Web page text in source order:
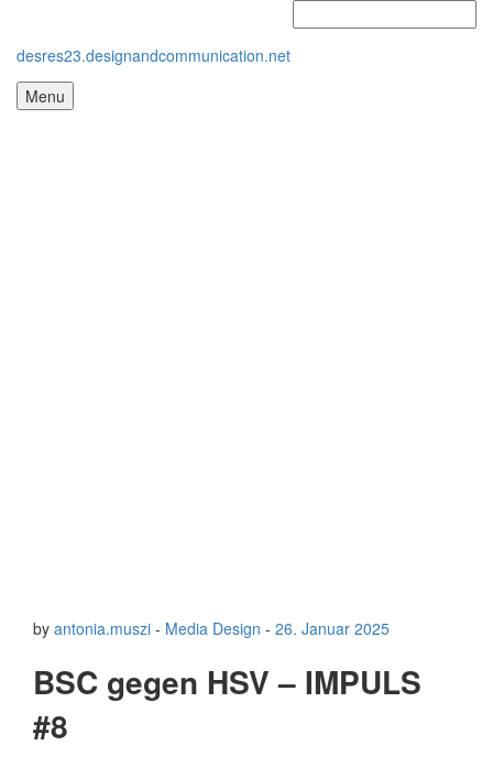
desres23.designandcommunication.net
Menu
by antonia.muszi - Media Design - 26. Januar 2025
BSC gegen HSV – IMPULS
#8